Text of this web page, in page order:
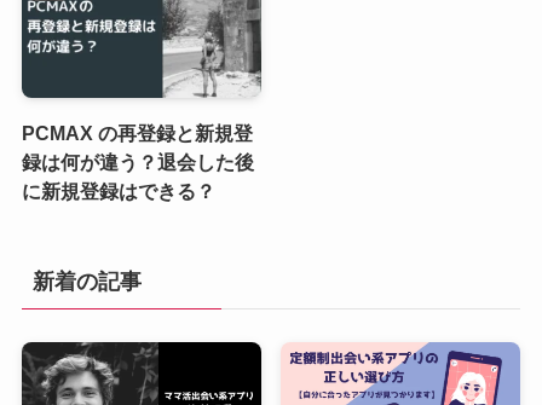
PCMAX の再登録と新規登
録は何が違う？退会した後
に新規登録はできる？
新着の記事